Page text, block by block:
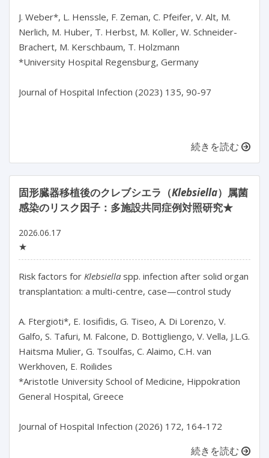
J. Weber*, L. Henssle, F. Zeman, C. Pfeifer, V. Alt, M.
Nerlich, M. Huber, T. Herbst, M. Koller, W. Schneider-
Brachert, M. Kerschbaum, T. Holzmann
*University Hospital Regensburg, Germany
Journal of Hospital Infection (2023) 135, 90-97
続きを読む
固形臓器移植後のクレブシエラ（Klebsiella）属菌
感染のリスク因子：多施設共同症例対照研究★
2026.06.17
★
Risk factors for Klebsiella spp. infection after solid organ
transplantation: a multi-centre, case—control study
A. Ftergioti*, E. Iosifidis, G. Tiseo, A. Di Lorenzo, V.
Galfo, S. Tafuri, M. Falcone, D. Bottigliengo, V. Vella, J.L.G.
Haitsma Mulier, G. Tsoulfas, C. Alaimo, C.H. van
Werkhoven, E. Roilides
*Aristotle University School of Medicine, Hippokration
General Hospital, Greece
Journal of Hospital Infection (2026) 172, 164-172
続きを読む